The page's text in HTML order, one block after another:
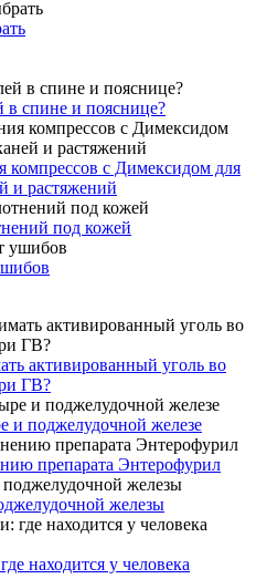
в спине и пояснице?
компрессов с Димексидом для
и растяжений
под кожей
активированный уголь во
ГВ?
и поджелудочной железе
препарата Энтерофурил
железы
находится у человека